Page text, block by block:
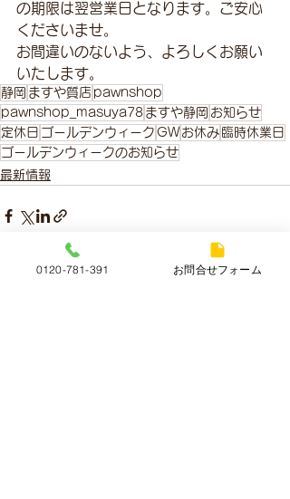
の期限は翌営業日となります。ご安心
くださいませ。
お間違いのないよう、よろしくお願い
いたします。
静岡 ますや質店 pawnshop
pawnshop_masuya78 ますや静岡 お知らせ
定休日 ゴールデンウィーク GW お休み 臨時休業日
ゴールデンウィークのお知らせ
最新情報
0120-781-391 お問合せフォーム